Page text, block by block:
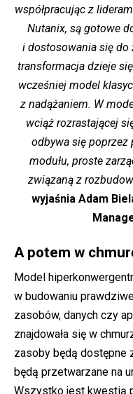
współpracując z
Nutanix, są gotowe
i dostosowania się do
transformacja dzieje
wcześniej model
z nadążaniem. W
wciąż rozrastającej
odbywa się poprzez
modułu, proste
związaną z
wyjaśnia Adam
A potem w
Model
w budowaniu
zasobów, danych czy
znajdowała się w
zasoby będą dostępne
będą przetwarzane na
Wszystko jest kwestią